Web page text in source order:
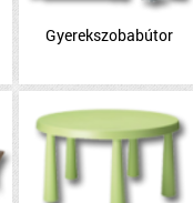
Gyerekszobabútor